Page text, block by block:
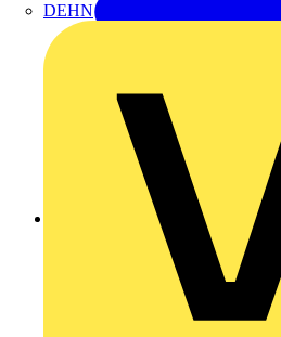
DEHN
Zurück zu Produkte